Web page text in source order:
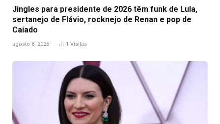
Jingles para presidente de 2026 têm funk de Lula,
sertanejo de Flávio, rocknejo de Renan e pop de
Caiado
agosto 8, 2026 1 Visitas